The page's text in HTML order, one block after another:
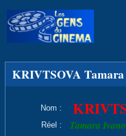
KRIVTSOVA Tamara
Nom :
Réel : Tamara